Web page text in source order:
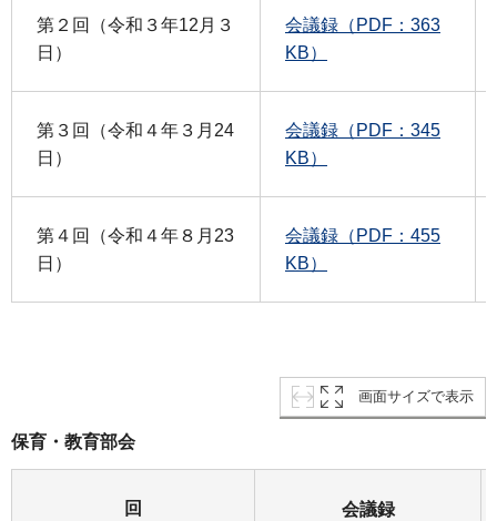
第２回（令和３年12月３
日）
会議録（PDF：363
KB）
第３回（令和４年３月24
日）
会議録（PDF：345
KB）
第４回（令和４年８月23
日）
会議録（PDF：455
KB）
画面サイズで表示
保育・教育部会
回
会議録